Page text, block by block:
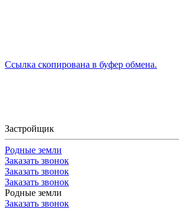
Ссылка скопирована в буфер обмена.
Застройщик
Родные земли
Заказать звонок
Заказать звонок
Заказать звонок
Родные земли
Заказать звонок